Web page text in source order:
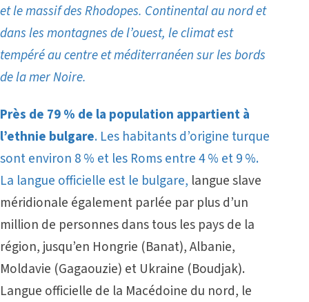
et le massif des Rhodopes. Continental au nord et
dans les montagnes de l’ouest, le climat est
tempéré au centre et méditerranéen sur les bords
de la mer Noire.
Près de 79 % de la population appartient à
l’ethnie bulgare. Les habitants d’origine turque
sont environ 8 % et les Roms entre 4 % et 9 %.
La langue officielle est le bulgare, langue slave
méridionale également parlée par plus d’un
million de personnes dans tous les pays de la
région, jusqu’en Hongrie (Banat), Albanie,
Moldavie (Gagaouzie) et Ukraine (Boudjak).
Langue officielle de la Macédoine du nord, le